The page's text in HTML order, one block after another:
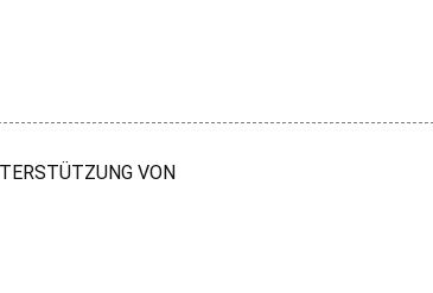
VON